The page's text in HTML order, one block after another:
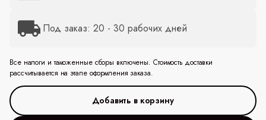
Под заказ: 20 - 30 рабочих дней
Все налоги и таможенные сборы включены. Стоимость доставки
рассчитывается на этапе оформления заказа.